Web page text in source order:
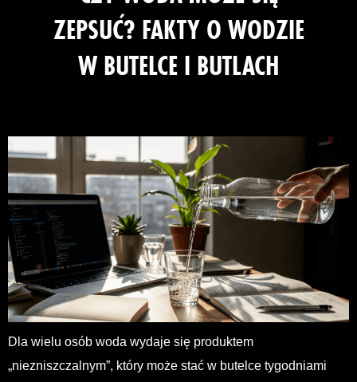
ZEPSUĆ? FAKTY O WODZIE
W BUTELCE I BUTLACH
Dla wielu osób woda wydaje się produktem
„niezniszczalnym”, który może stać w butelce tygodniami